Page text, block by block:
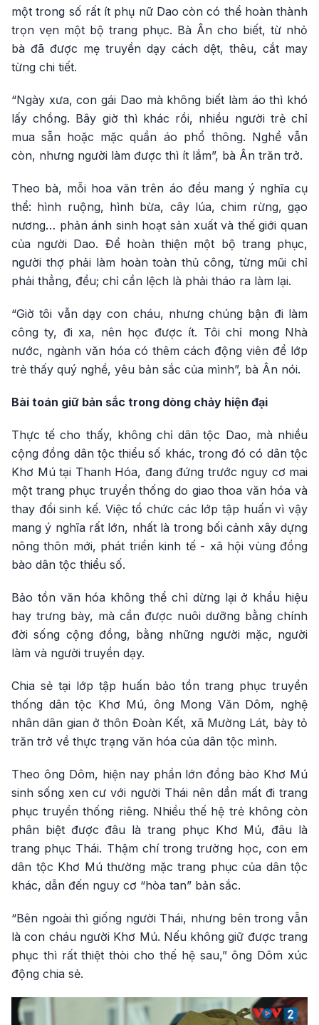
một trong số rất ít phụ nữ Dao còn có thể hoàn thành
trọn vẹn một bộ trang phục. Bà Ân cho biết, từ nhỏ
bà đã được mẹ truyền dạy cách dệt, thêu, cắt may
từng chi tiết.
“Ngày xưa, con gái Dao mà không biết làm áo thì khó
lấy chồng. Bây giờ thì khác rồi, nhiều người trẻ chỉ
mua sẵn hoặc mặc quần áo phổ thông. Nghề vẫn
còn, nhưng người làm được thì ít lắm”, bà Ân trăn trở.
Theo bà, mỗi hoa văn trên áo đều mang ý nghĩa cụ
thể: hình ruộng, hình bừa, cây lúa, chim rừng, gạo
nương… phản ánh sinh hoạt sản xuất và thế giới quan
của người Dao. Để hoàn thiện một bộ trang phục,
người thợ phải làm hoàn toàn thủ công, từng mũi chỉ
phải thẳng, đều; chỉ cần lệch là phải tháo ra làm lại.
“Giờ tôi vẫn dạy con cháu, nhưng chúng bận đi làm
công ty, đi xa, nên học được ít. Tôi chỉ mong Nhà
nước, ngành văn hóa có thêm cách động viên để lớp
trẻ thấy quý nghề, yêu bản sắc của mình”, bà Ân nói.
Bài toán giữ bản sắc trong dòng chảy hiện đại
Thực tế cho thấy, không chỉ dân tộc Dao, mà nhiều
cộng đồng dân tộc thiểu số khác, trong đó có dân tộc
Khơ Mú tại Thanh Hóa, đang đứng trước nguy cơ mai
một trang phục truyền thống do giao thoa văn hóa và
thay đổi sinh kế. Việc tổ chức các lớp tập huấn vì vậy
mang ý nghĩa rất lớn, nhất là trong bối cảnh xây dựng
nông thôn mới, phát triển kinh tế - xã hội vùng đồng
bào dân tộc thiểu số.
Bảo tồn văn hóa không thể chỉ dừng lại ở khẩu hiệu
hay trưng bày, mà cần được nuôi dưỡng bằng chính
đời sống cộng đồng, bằng những người mặc, người
làm và người truyền dạy.
Chia sẻ tại lớp tập huấn bảo tồn trang phục truyền
thống dân tộc Khơ Mú, ông Mong Văn Dôm, nghệ
nhân dân gian ở thôn Đoàn Kết, xã Mường Lát, bày tỏ
trăn trở về thực trạng văn hóa của dân tộc mình.
Theo ông Dôm, hiện nay phần lớn đồng bào Khơ Mú
sinh sống xen cư với người Thái nên dần mất đi trang
phục truyền thống riêng. Nhiều thế hệ trẻ không còn
phân biệt được đâu là trang phục Khơ Mú, đâu là
trang phục Thái. Thậm chí trong trường học, con em
dân tộc Khơ Mú thường mặc trang phục của dân tộc
khác, dẫn đến nguy cơ “hòa tan” bản sắc.
“Bên ngoài thì giống người Thái, nhưng bên trong vẫn
là con cháu người Khơ Mú. Nếu không giữ được trang
phục thì rất thiệt thòi cho thế hệ sau,” ông Dôm xúc
động chia sẻ.